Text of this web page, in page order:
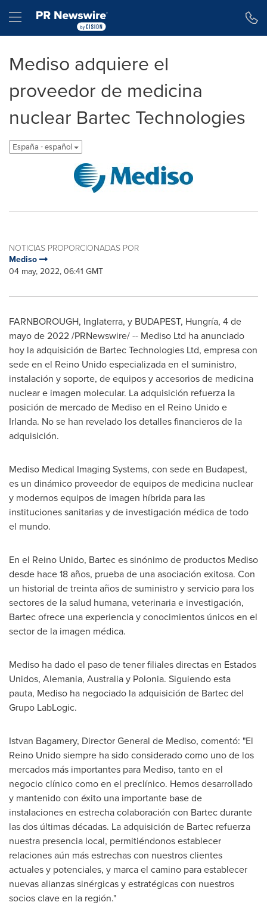
Hamburger menu
Mediso adquiere el
proveedor de medicina
nuclear Bartec Technologies
España - español
NOTICIAS PROPORCIONADAS POR
Mediso
04 may, 2022, 06:41 GMT
FARNBOROUGH, Inglaterra, y BUDAPEST, Hungría, 4 de
mayo de 2022 /PRNewswire/ -- Mediso Ltd ha anunciado
hoy la adquisición de Bartec Technologies Ltd, empresa con
sede en el Reino Unido especializada en el suministro,
instalación y soporte, de equipos y accesorios de medicina
nuclear e imagen molecular. La adquisición refuerza la
posición de mercado de Mediso en el Reino Unido e
Irlanda. No se han revelado los detalles financieros de la
adquisición.
Mediso Medical Imaging Systems, con sede en Budapest,
es un dinámico proveedor de equipos de medicina nuclear
y modernos equipos de imagen híbrida para las
instituciones sanitarias y de investigación médica de todo
el mundo.
En el Reino Unido, Bartec es sinónimo de productos Mediso
desde hace 18 años, prueba de una asociación exitosa. Con
un historial de treinta años de suministro y servicio para los
sectores de la salud humana, veterinaria e investigación,
Bartec ofrece una experiencia y conocimientos únicos en el
sector de la imagen médica.
Mediso ha dado el paso de tener filiales directas en Estados
Unidos, Alemania, Australiay Polonia. Siguiendo esta
pauta, Mediso ha negociado la adquisición de Bartec del
Grupo LabLogic.
Istvan Bagamery, Director General de Mediso, comentó: "El
Reino Unido siempre ha sido considerado como uno de los
mercados más importantes para Mediso, tanto en el
negocio clínico como en el preclínico. Hemos desarrollado
y mantenido con éxito una importante base de
instalaciones en estrecha colaboración con Bartec durante
las dos últimas décadas. La adquisición de Bartec refuerza
nuestra presencia local, permitiéndonos establecer
relaciones aún más estrechas con nuestros clientes
actuales y potenciales, y marca el camino para establecer
nuevas alianzas sinérgicas y estratégicas con nuestros
socios clave en la región."